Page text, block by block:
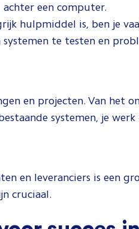
een computer.
hulpmiddel is, ben je
te testen en
en projecten. Van het
systemen, je werk
en leveranciers is een
cruciaal.